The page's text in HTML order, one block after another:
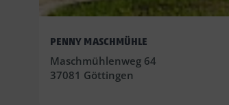
PENNY MASCHMÜHLE
Maschmühlenweg 64
37081 Göttingen